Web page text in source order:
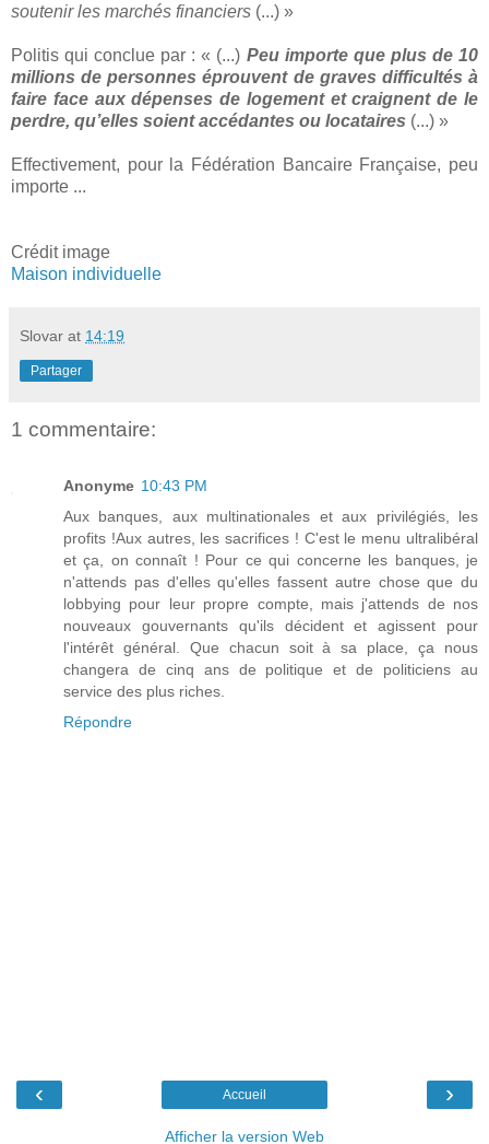
soutenir les marchés financiers (...) »
Politis qui conclue par : « (...) Peu importe que plus de 10
millions de personnes éprouvent de graves difficultés à
faire face aux dépenses de logement et craignent de le
perdre, qu’elles soient accédantes ou locataires (...) »
Effectivement, pour la Fédération Bancaire Française, peu
importe ...
Crédit image
Maison individuelle
Slovar at 14:19
Partager
1 commentaire:
Anonyme 10:43 PM
Aux banques, aux multinationales et aux privilégiés, les
profits !Aux autres, les sacrifices ! C'est le menu ultralibéral
et ça, on connaît ! Pour ce qui concerne les banques, je
n'attends pas d'elles qu'elles fassent autre chose que du
lobbying pour leur propre compte, mais j'attends de nos
nouveaux gouvernants qu'ils décident et agissent pour
l'intérêt général. Que chacun soit à sa place, ça nous
changera de cinq ans de politique et de politiciens au
service des plus riches.
Répondre
‹ ›
Accueil
Afficher la version Web